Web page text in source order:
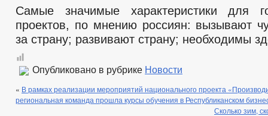
Самые значимые характеристики для
проектов, по мнению россиян: вызывают
за страну; развивают страну; необходимы
Опубликовано в рубрике Новости
« В рамках реализации мероприятий национального проекта
региональная команда прошла курсы обучения в Республиканском
Сколько зим,